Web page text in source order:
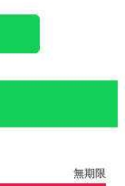
無期限